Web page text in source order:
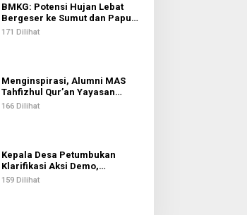
BMKG: Potensi Hujan Lebat
Bergeser ke Sumut dan Papua
Pegunungan pada 5 Agustus
171 Dilihat
Menginspirasi, Alumni MAS
Tahfizhul Qur’an Yayasan
Islamic Centre Sumut Raih
166 Dilihat
Kepala Desa Petumbukan
Klarifikasi Aksi Demo,
Tegaskan Pengelolaan Dana
159 Dilihat